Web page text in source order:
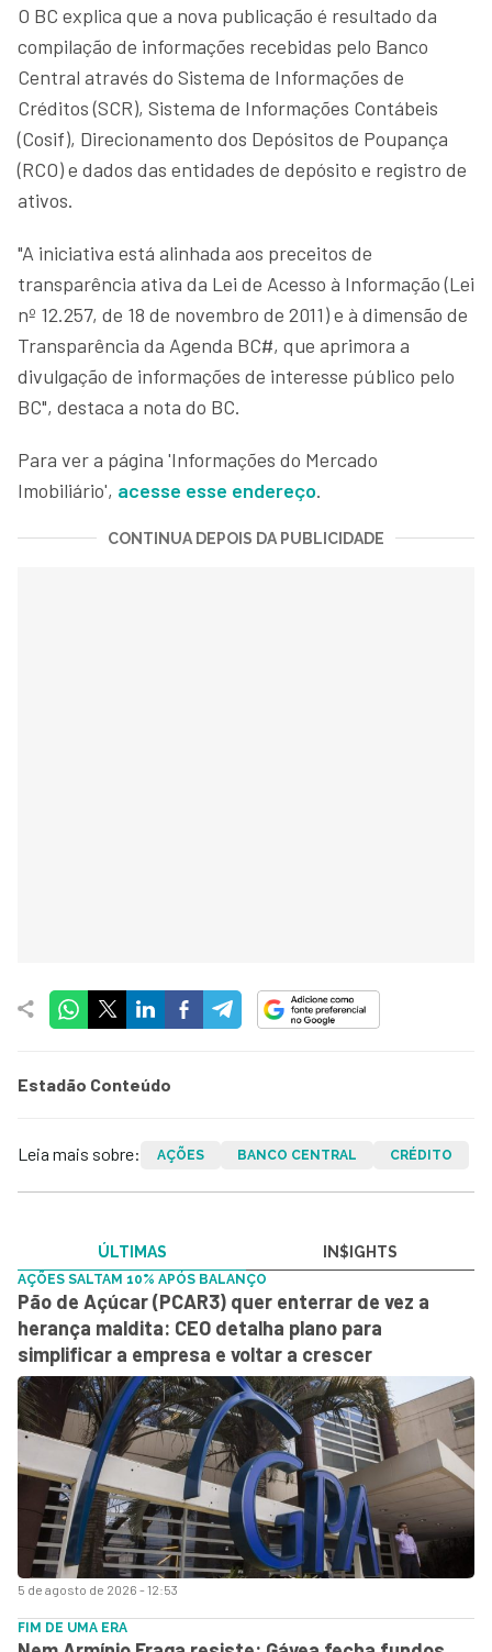
O BC explica que a nova publicação é resultado da
compilação de informações recebidas pelo Banco
Central através do Sistema de Informações de
Créditos (SCR), Sistema de Informações Contábeis
(Cosif), Direcionamento dos Depósitos de Poupança
(RCO) e dados das entidades de depósito e registro de
ativos.
"A iniciativa está alinhada aos preceitos de
transparência ativa da Lei de Acesso à Informação (Lei
nº 12.257, de 18 de novembro de 2011) e à dimensão de
Transparência da Agenda BC#, que aprimora a
divulgação de informações de interesse público pelo
BC", destaca a nota do BC.
Para ver a página 'Informações do Mercado
Imobiliário', acesse esse endereço.
CONTINUA DEPOIS DA PUBLICIDADE
Estadão Conteúdo
Leia mais sobre: AÇÕES BANCO CENTRAL CRÉDITO
ÚLTIMAS IN$IGHTS
5 de agosto de 2026 - 12:53
AÇÕES SALTAM 10% APÓS BALANÇO
Pão de Açúcar (PCAR3) quer enterrar de vez a
herança maldita: CEO detalha plano para
simplificar a empresa e voltar a crescer
FIM DE UMA ERA